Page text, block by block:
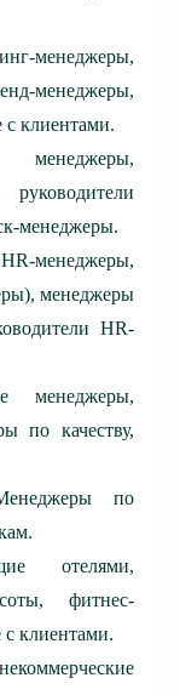
менеджеры,
менеджеры,
с клиентами.
менеджеры.
менеджеры,
менеджеры
HR-
менеджеры,
по качеству,
по
отелями,
фитнес-
клиентами.